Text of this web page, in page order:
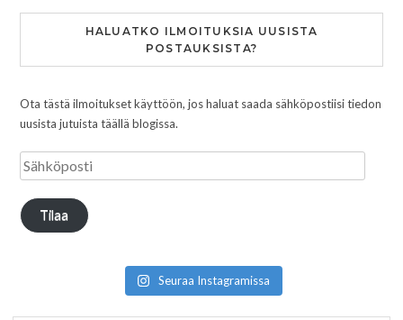
HALUATKO ILMOITUKSIA UUSISTA
POSTAUKSISTA?
Ota tästä ilmoitukset käyttöön, jos haluat saada sähköpostiisi tiedon
uusista jutuista täällä blogissa.
Tilaa
Seuraa Instagramissa